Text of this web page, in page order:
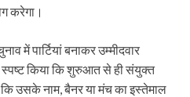
करेगा।
में पार्टियां बनाकर उम्मीदवार
स्पष्ट किया कि शुरुआत से ही संयुक्त
कि उसके नाम, बैनर या मंच का इस्तेमाल